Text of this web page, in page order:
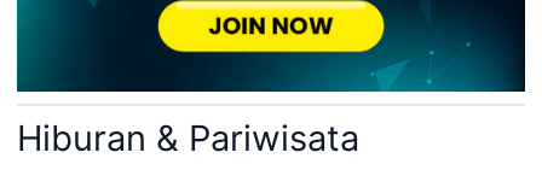
Hiburan & Pariwisata